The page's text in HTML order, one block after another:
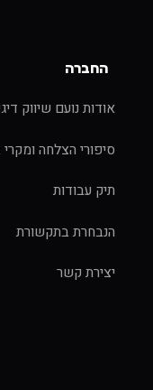
החברה
אודות נועם שיווק
סיפורי הצלחה ומקרי
תיק עבודות
הנבחרת בתקשורת
יצירת קשר